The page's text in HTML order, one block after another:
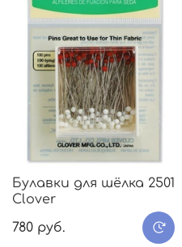
Булавки для шёлка 2501
Clover
780 руб.